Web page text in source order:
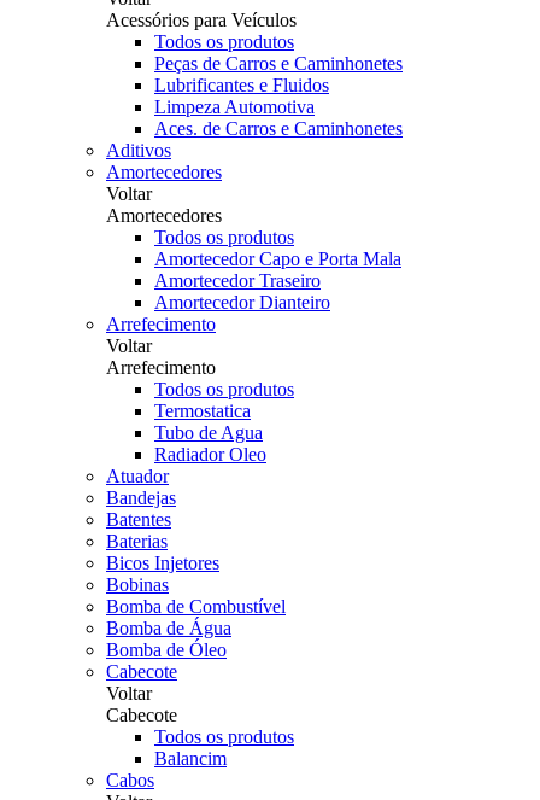
Acessórios para Veículos
Todos os produtos
Peças de Carros e Caminhonetes
Lubrificantes e Fluidos
Limpeza Automotiva
Aces. de Carros e Caminhonetes
Aditivos
Amortecedores
Voltar
Amortecedores
Todos os produtos
Amortecedor Capo e Porta Mala
Amortecedor Traseiro
Amortecedor Dianteiro
Arrefecimento
Voltar
Arrefecimento
Todos os produtos
Termostatica
Tubo de Agua
Radiador Oleo
Atuador
Bandejas
Batentes
Baterias
Bicos Injetores
Bobinas
Bomba de Combustível
Bomba de Água
Bomba de Óleo
Cabecote
Voltar
Cabecote
Todos os produtos
Balancim
Cabos